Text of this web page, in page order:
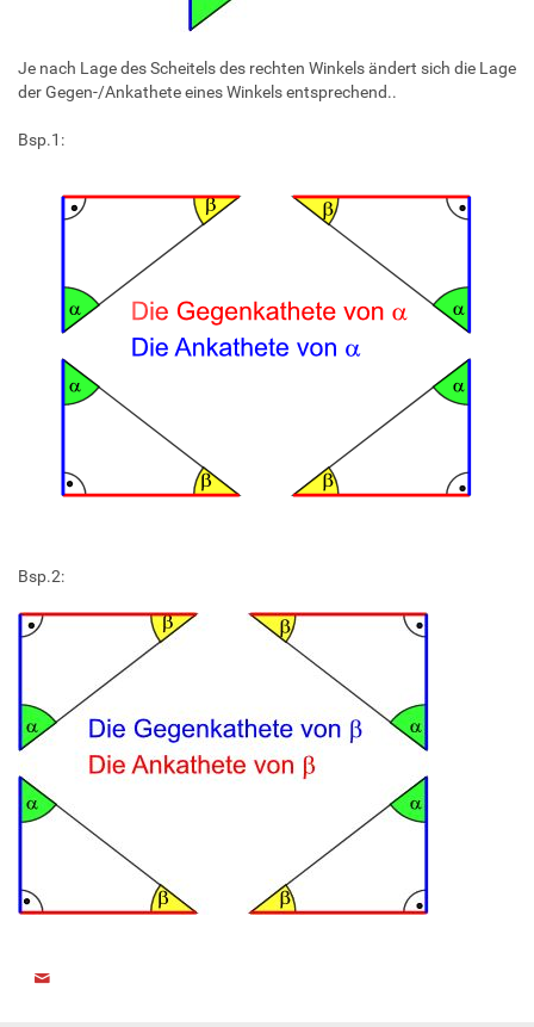
Je nach Lage des Scheitels des rechten Winkels ändert sich die Lage
der Gegen-/Ankathete eines Winkels entsprechend..
Bsp.1:
Bsp.2: